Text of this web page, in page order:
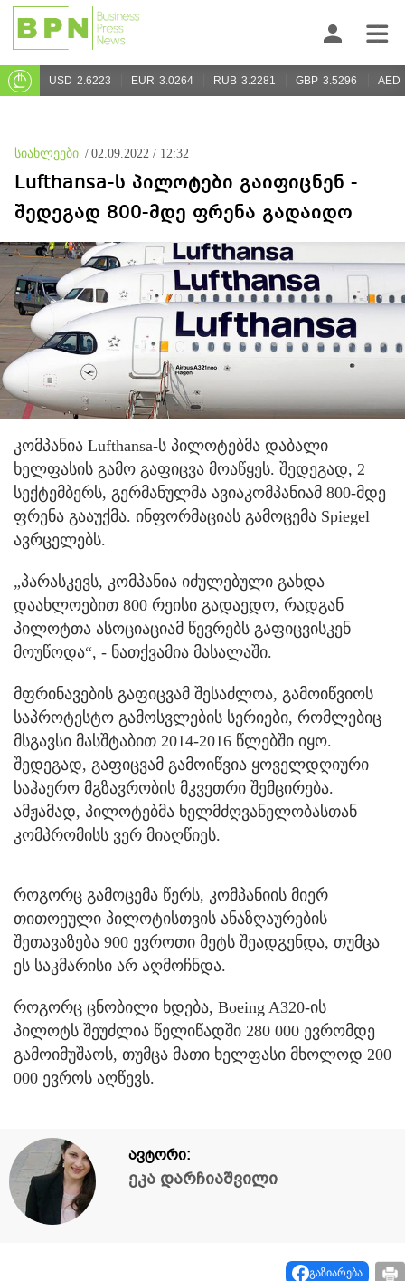
USD 2.6223 EUR 3.0264 RUB 3.2281 GBP 3.5296 AED
სიახლეები / 02.09.2022 / 12:32
Lufthansa-ს პილოტები გაიფიცნენ -
შედეგად 800-მდე ფრენა გადაიდო
კომპანია Lufthansa-ს პილოტებმა დაბალი
ხელფასის გამო გაფიცვა მოაწყეს. შედეგად, 2
სექტემბერს, გერმანულმა ავიაკომპანიამ 800-მდე
ფრენა გააუქმა. ინფორმაციას გამოცემა Spiegel
ავრცელებს.
„პარასკევს, კომპანია იძულებული გახდა
დაახლოებით 800 რეისი გადაედო, რადგან
პილოტთა ასოციაციამ წევრებს გაფიცვისკენ
მოუწოდა“, - ნათქვამია მასალაში.
მფრინავების გაფიცვამ შესაძლოა, გამოიწვიოს
საპროტესტო გამოსვლების სერიები, რომლებიც
მსგავსი მასშტაბით 2014-2016 წლებში იყო.
შედეგად, გაფიცვამ გამოიწვია ყოველდღიური
საჰაერო მგზავრობის მკვეთრი შემცირება.
ამჟამად, პილოტებმა ხელმძღვანელობასთან
კომპრომისს ვერ მიაღწიეს.
როგორც გამოცემა წერს, კომპანიის მიერ
თითოეული პილოტისთვის ანაზღაურების
შეთავაზება 900 ევროთი მეტს შეადგენდა, თუმცა
ეს საკმარისი არ აღმოჩნდა.
როგორც ცნობილი ხდება, Boeing A320-ის
პილოტს შეუძლია წელიწადში 280 000 ევრომდე
გამოიმუშაოს, თუმცა მათი ხელფასი მხოლოდ 200
000 ევროს აღწევს.
ავტორი:
ეკა დარჩიაშვილი
გაზიარება